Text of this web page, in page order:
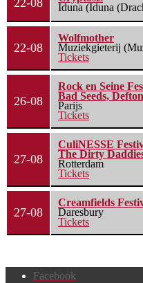
22-08
Iduna (Iduna
22-08
Wolfmother
Muziekgieterij
Tickets
26-08
Rock en Seine
Bad Seeds,
Parijs
Tickets
27-08
CuliNESSE
The Dirty
Rotterdam
Tickets
27-08
Creamfields
Daresbury
Tickets
Facebook